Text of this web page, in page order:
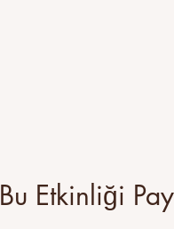
Bu Etkinliği